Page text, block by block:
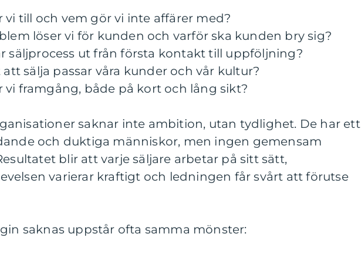
vi till och vem gör vi inte affärer med?
löser vi för kunden och varför ska kunden bry sig?
säljprocess ut från första kontakt till uppföljning?
sälja passar våra kunder och vår kultur?
vi framgång, både på kort och lång sikt?
saknar inte ambition, utan tydlighet. De har ett
och duktiga människor, men ingen gemensam
blir att varje säljare arbetar på sitt sätt,
varierar kraftigt och ledningen får svårt att förutse
saknas uppstår ofta samma mönster: